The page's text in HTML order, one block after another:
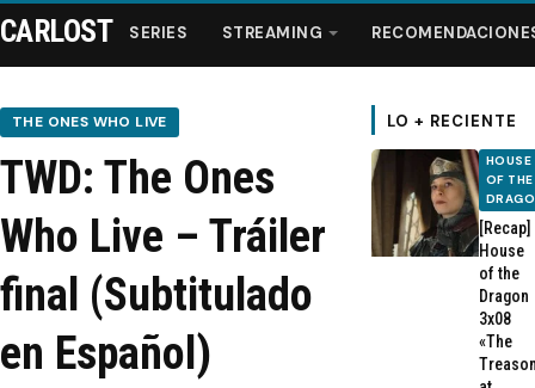
Series
Streaming
Recomendaciones
CARLOST SERIES STREAMING
THE ONES WHO LIVE
TWD: The Ones
Who Live – Tráiler
final (Subtitulado
en Español)
LO + RECIENTE
HOUSE
OF THE
[Recap]
House
of the
Dragon
3x08
«The